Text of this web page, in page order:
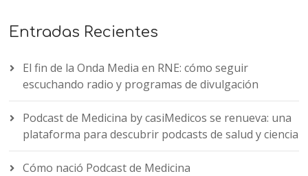
Entradas Recientes
El fin de la Onda Media en RNE: cómo seguir
escuchando radio y programas de divulgación
Podcast de Medicina by casiMedicos se renueva: una
plataforma para descubrir podcasts de salud y ciencia
Cómo nació Podcast de Medicina